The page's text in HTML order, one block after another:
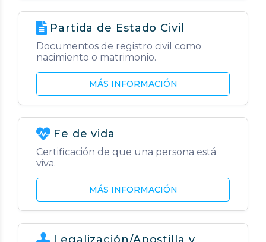
Partida de Estado Civil
Documentos de registro civil como
nacimiento o matrimonio.
MÁS INFORMACIÓN
Fe de vida
Certificación de que una persona está
viva.
MÁS INFORMACIÓN